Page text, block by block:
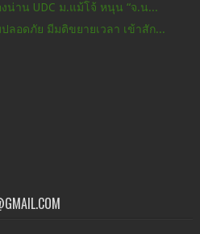
น่าน UDC ม.แม้โจ้ หนุน “จ.น...
ลอดภัย มีมติขยายเวลา เข้าสัก...